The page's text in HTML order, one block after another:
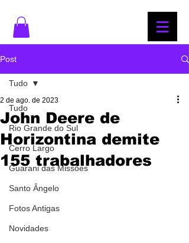
Post
Tudo
Rio Grande do Sul
Cerro Largo
Guarani das Missões
Santo Ângelo
Fotos Antigas
Novidades
Tudo
John Deere de
Horizontina demite
155 trabalhadores
2 de ago. de 2023